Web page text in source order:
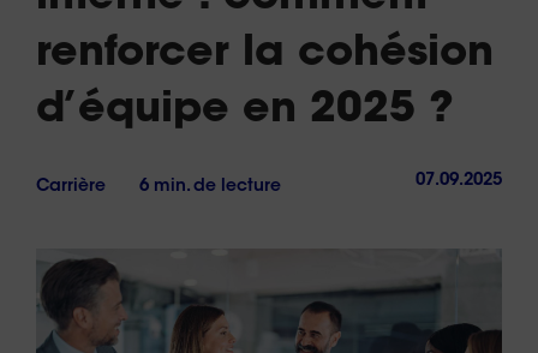
renforcer la cohésion
d’équipe en 2025 ?
Carrière 6 min. de lecture 07.09.2025